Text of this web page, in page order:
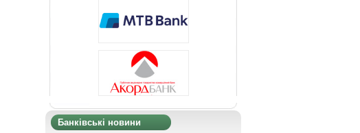
Банківські новини